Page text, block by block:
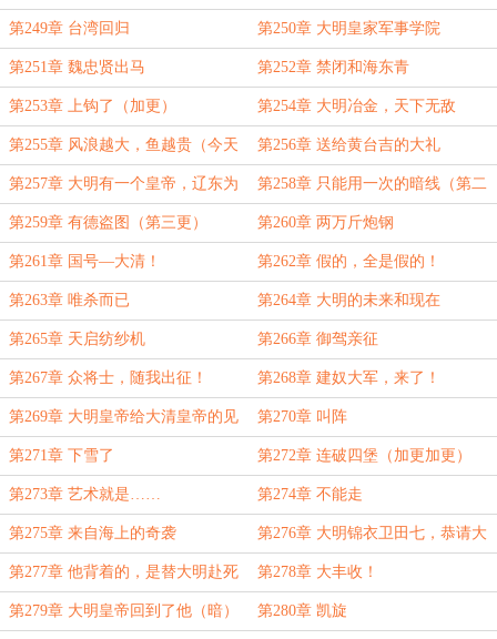
第249章 台湾回归 第250章 大明皇家军事学院
第251章 魏忠贤出马 第252章 禁闭和海东青
第253章 上钩了（加更） 第254章 大明冶金，天下无敌
第255章 风浪越大，鱼越贵（今天
也加更一章）
第256章 送给黄台吉的大礼
第257章 大明有一个皇帝，辽东为
什么不能？（第一更）
第258章 只能用一次的暗线（第二
更）
第259章 有德盗图（第三更） 第260章 两万斤炮钢
第261章 国号—大清！ 第262章 假的，全是假的！
第263章 唯杀而已 第264章 大明的未来和现在
第265章 天启纺纱机 第266章 御驾亲征
第267章 众将士，随我出征！ 第268章 建奴大军，来了！
第269章 大明皇帝给大清皇帝的见
面礼（今日加更）
第270章 叫阵
第271章 下雪了 第272章 连破四堡（加更加更）
第273章 艺术就是…… 第274章 不能走
第275章 来自海上的奇袭 第276章 大明锦衣卫田七，恭请大
清皇帝上路！（加更加更，看个爽
吧）
第277章 他背着的，是替大明赴死
的忠魂！
第278章 大丰收！
第279章 大明皇帝回到了他（暗） 第280章 凯旋